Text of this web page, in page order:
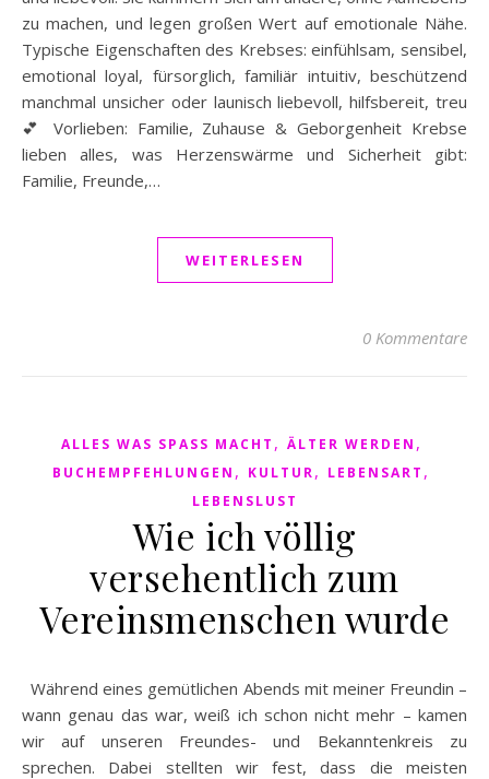
zu machen, und legen großen Wert auf emotionale Nähe.
Typische Eigenschaften des Krebses: einfühlsam, sensibel,
emotional loyal, fürsorglich, familiär intuitiv, beschützend
manchmal unsicher oder launisch liebevoll, hilfsbereit, treu
💕 Vorlieben: Familie, Zuhause & Geborgenheit Krebse
lieben alles, was Herzenswärme und Sicherheit gibt:
Familie, Freunde,…
WEITERLESEN
0 Kommentare
ALLES WAS SPASS MACHT , ÄLTER WERDEN ,
BUCHEMPFEHLUNGEN , KULTUR, LEBENSART ,
LEBENSLUST
Wie ich völlig
versehentlich zum
Vereinsmenschen wurde
Während eines gemütlichen Abends mit meiner Freundin –
wann genau das war, weiß ich schon nicht mehr – kamen
wir auf unseren Freundes- und Bekanntenkreis zu
sprechen. Dabei stellten wir fest, dass die meisten